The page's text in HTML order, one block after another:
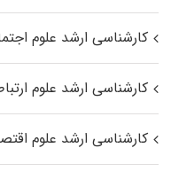
کارشناسی ارشد علوم
کارشناسی ارشد علوم
کارشناسی ارشد علوم